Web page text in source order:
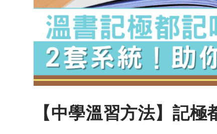
【中學溫習方法】記